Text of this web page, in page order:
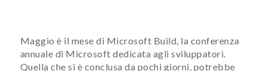
Maggio è il mese di Microsoft Build, la conferenza
annuale di Microsoft dedicata agli sviluppatori.
Quella che si è conclusa da pochi giorni, potrebbe